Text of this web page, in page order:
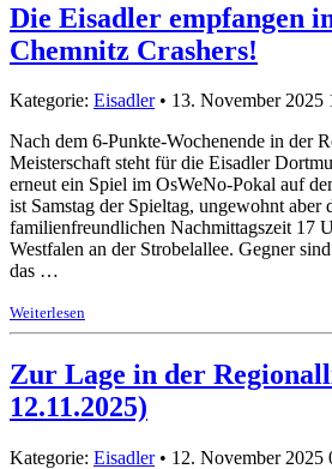
Die Eisadler empfangen
Chemnitz Crashers!
Kategorie: Eisadler• 13. November 2025
Nach dem 6-Punkte-Wochenende in der
Meisterschaft steht für die Eisadler
erneut ein Spiel im OsWeNo-Pokal auf
ist Samstag der Spieltag, ungewohnt aber
familienfreundlichen Nachmittagszeit 17
Westfalen an der Strobelallee. Gegner
das …
Weiterlesen
Zur Lage in der
12.11.2025)
Kategorie: Eisadler• 12. November 2025